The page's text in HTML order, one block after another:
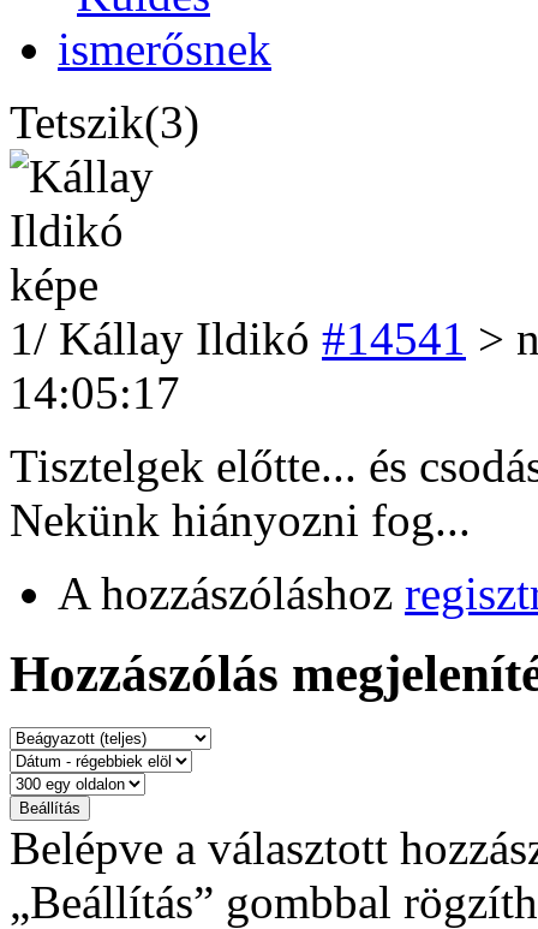
Tetszik(3)
1/ Kállay Ildikó #14541 >
14:05:17
Tisztelgek előtte... és
Nekünk hiányozni fog...
A hozzászóláshoz
Hozzászólás
Belépve a választott
„Beállítás” gombbal